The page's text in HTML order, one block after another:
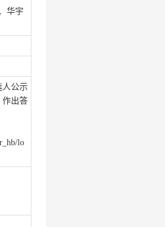
华宇
人公示
作出答
lo